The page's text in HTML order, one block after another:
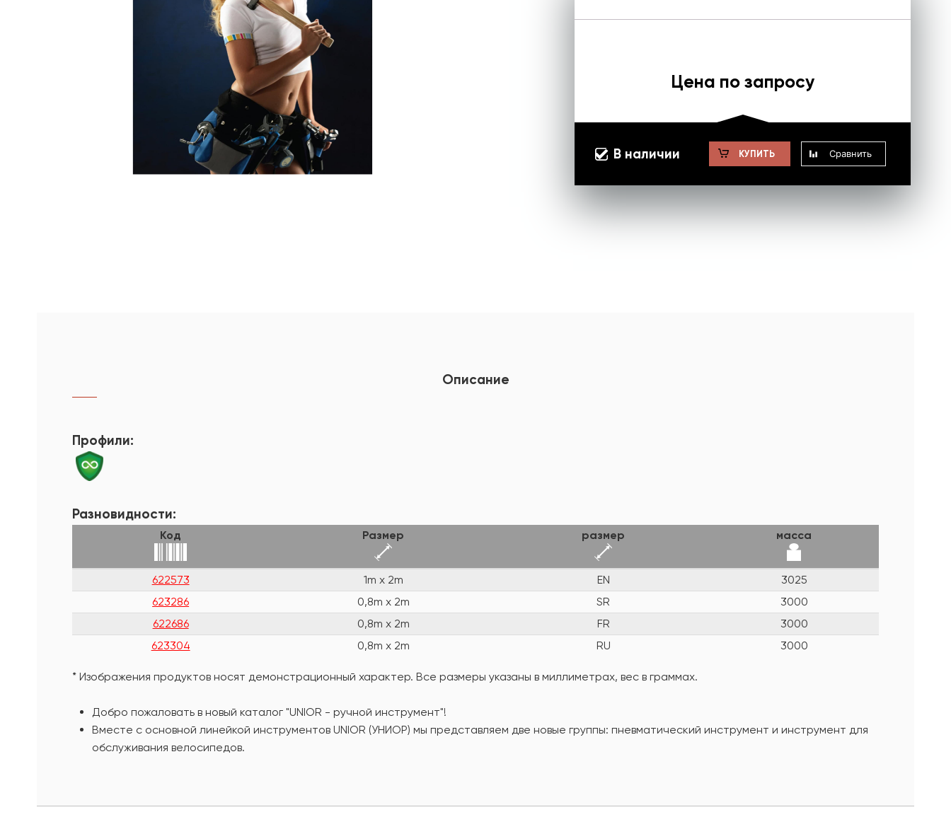
Цена по запросу
В наличии КУПИТЬ Сравнить
Описание
Профили:
Разновидности:
Код Размер размер масса
622573 1m x 2m EN
3025
623286
0,8m x 2m SR
3000
622686
0,8m x 2m FR
3000
623304
0,8m x 2m RU 3000
* Изображения продуктов носят демонстрационный характер. Все размеры указаны в миллиметрах, вес в граммах.
Добро пожаловать в новый каталог "UNIOR - ручной инструмент"!
Вместе с основной линейкой инструментов UNIOR (УНИОР) мы представляем две новые группы: пневматический инструмент и инструмент для
обслуживания велосипедов.